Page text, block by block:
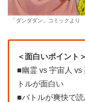
「ダンダダン」コミックより
＜面白いポイント＞
■幽霊 vs 宇宙人
トルが面白い
■バトルが爽快で